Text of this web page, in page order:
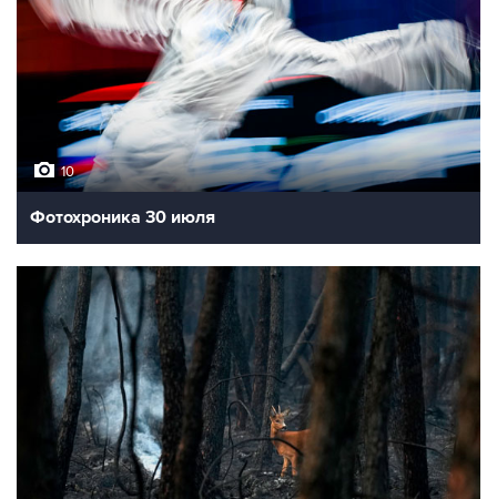
10
Фотохроника 30 июля